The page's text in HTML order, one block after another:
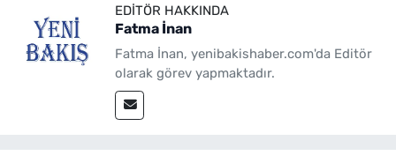
EDITÖR HAKKINDA
Fatma İnan
Fatma İnan, yenibakishaber.com'da Editör
olarak görev yapmaktadır.